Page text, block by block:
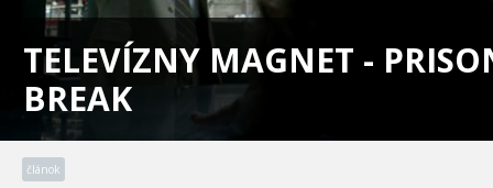
TELEVÍZNY MAGNET -
BREAK
článok